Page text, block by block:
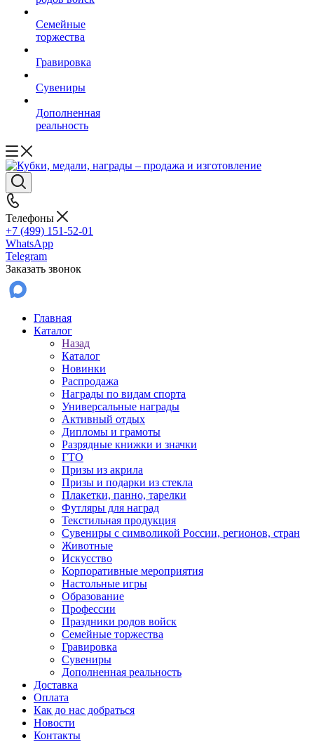
Семейные
торжества
Гравировка
Сувениры
Дополненная
реальность
Телефоны
+7 (499) 151-52-01
WhatsApp
Telegram
Заказать звонок
Главная
Каталог
Назад
Каталог
Новинки
Распродажа
Награды по видам спорта
Универсальные награды
Активный отдых
Дипломы и грамоты
Разрядные книжки и значки
ГТО
Призы из акрила
Призы и подарки из стекла
Плакетки, панно, тарелки
Футляры для наград
Текстильная продукция
Сувениры с символикой России, регионов, стран
Животные
Искусство
Корпоративные мероприятия
Настольные игры
Образование
Профессии
Праздники родов войск
Семейные торжества
Гравировка
Сувениры
Дополненная реальность
Доставка
Оплата
Как до нас добраться
Новости
Контакты